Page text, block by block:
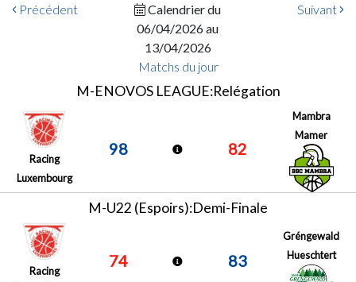
Précédent
Calendrier du
06/04/2026 au
13/04/2026
Suivant
Matchs du jour
M-ENOVOS LEAGUE:Relégation
Racing
Luxembourg
98 82
Mambra
Mamer
M-U22 (Espoirs):Demi-Finale
Racing
74 83
Gréngewald
Hueschtert